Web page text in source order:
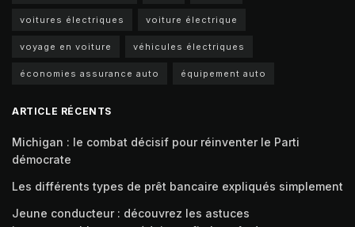
voitures électriques voiture électrique
voyage en voiture véhicules électriques
économies assurance auto équipement auto
ARTICLE RÉCENTS
Michigan : le combat décisif pour réinventer le Parti
démocrate
Les différents types de prêt bancaire expliqués simplement
Jeune conducteur : découvrez les astuces